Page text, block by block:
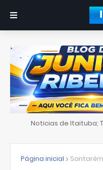
Noticias de Itaituba;
Página inicial Santarém